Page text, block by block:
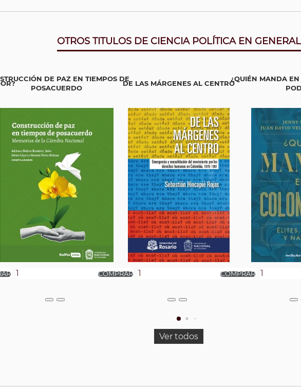
OTROS TITULOS DE CIENCIA POLÍTICA EN GENERAL
DE PAZ EN TIEMPOS DE
POSACUERDO
DE LAS MÁRGENES AL CENTRO
¿QUIÉN MANDA
Ver todos